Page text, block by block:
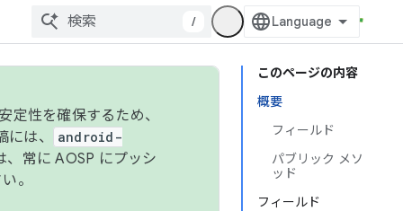
/
このページの内容
概要
フィールド
パブリック メソ
ッド
フィールド
性を確保するため、
は、
android-
常に AOSP にプッシ
。